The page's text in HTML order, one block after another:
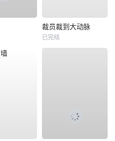
裁员裁到大动脉
已完结